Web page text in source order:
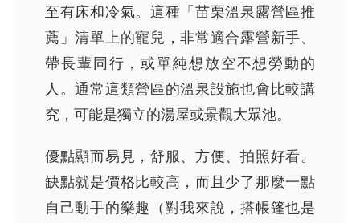
至有床和冷氣。這種「苗栗溫泉露營區推
薦」清單上的寵兒，非常適合露營新手、
帶長輩同行，或單純想放空不想勞動的
人。通常這類營區的溫泉設施也會比較講
究，可能是獨立的湯屋或景觀大眾池。
優點顯而易見，舒服、方便、拍照好看。
缺點就是價格比較高，而且少了那麼一點
自己動手的樂趣（對我來說，搭帳篷也是